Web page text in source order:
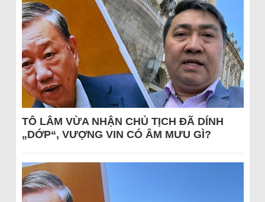
TÔ LÂM VỪA NHẬN CHỦ TỊCH ĐÃ DÍNH
„DỚP“, VƯỢNG VIN CÓ ÂM MƯU GÌ?